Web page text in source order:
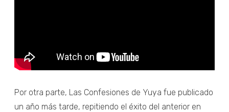
Por otra parte, Las Confesiones de Yuya fue publicado
un año más tarde, repitiendo el éxito del anterior en